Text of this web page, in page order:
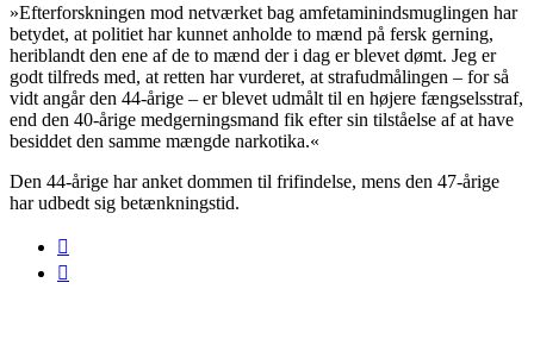
»Efterforskningen mod netværket bag amfetaminindsmuglingen har
betydet, at politiet har kunnet anholde to mænd på fersk gerning,
heriblandt den ene af de to mænd der i dag er blevet dømt. Jeg er
godt tilfreds med, at retten har vurderet, at strafudmålingen – for så
vidt angår den 44-årige – er blevet udmålt til en højere fængselsstraf,
end den 40-årige medgerningsmand fik efter sin tilståelse af at have
besiddet den samme mængde narkotika.«
Den 44-årige har anket dommen til frifindelse, mens den 47-årige
har udbedt sig betænkningstid.